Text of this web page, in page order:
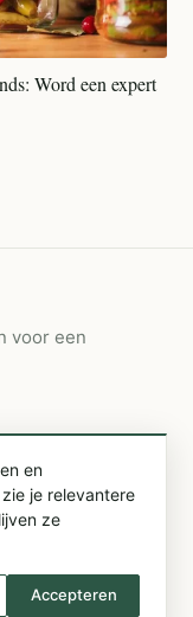
Word een expert
voor een
en
je relevantere
ze
Accepteren